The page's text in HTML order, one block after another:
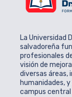
La Universidad
salvadoreña
profesionales
visión de
diversas áreas,
humanidades,
campus central